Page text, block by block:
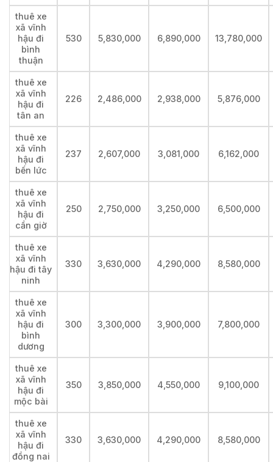
thuê xe
xã vĩnh
hậu đi
bình
thuận
530 5,830,000 6,890,000 13,780,000
thuê xe
xã vĩnh
hậu đi
tân an
226 2,486,000 2,938,000 5,876,000
thuê xe
xã vĩnh
hậu đi
bến lức
237 2,607,000 3,081,000 6,162,000
thuê xe
xã vĩnh
hậu đi
cần giờ
250 2,750,000 3,250,000 6,500,000
thuê xe
xã vĩnh
hậu đi tây
ninh
330 3,630,000 4,290,000 8,580,000
thuê xe
xã vĩnh
hậu đi
bình
dương
300 3,300,000 3,900,000 7,800,000
thuê xe
xã vĩnh
hậu đi
mộc bài
350 3,850,000 4,550,000 9,100,000
thuê xe
xã vĩnh
hậu đi
đồng nai
330 3,630,000 4,290,000 8,580,000